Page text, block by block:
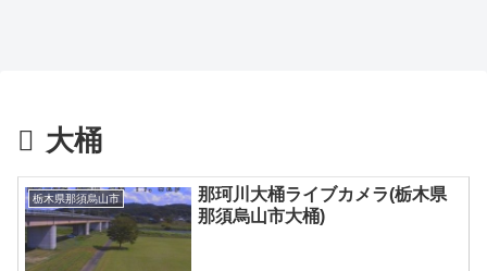
大桶
栃木県那須烏山市
那珂川大桶ライブカメラ(栃木県
那須烏山市大桶)